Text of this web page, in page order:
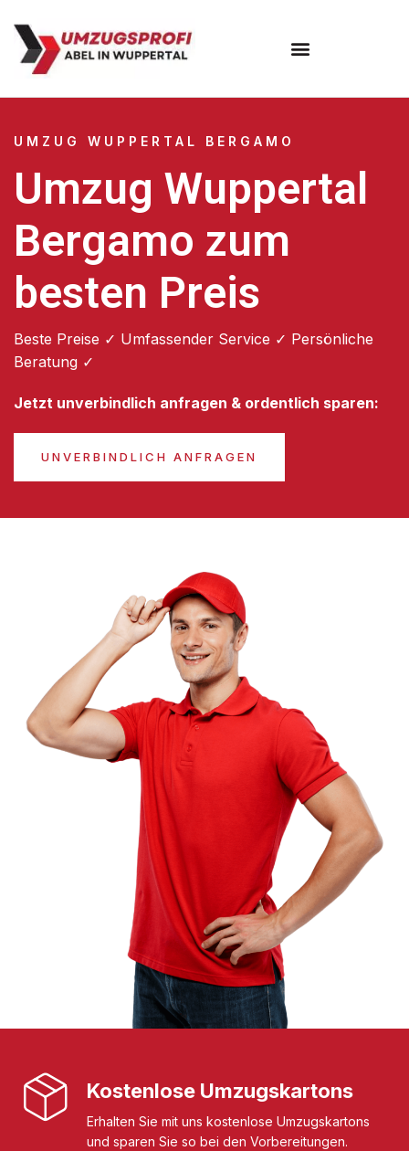
UMZUG WUPPERTAL BERGAMO
Umzug Wuppertal
Bergamo zum
besten Preis
Beste Preise ✓ Umfassender Service ✓ Persönliche
Beratung ✓
Jetzt unverbindlich anfragen & ordentlich sparen:
UNVERBINDLICH ANFRAGEN
Kostenlose Umzugskartons
Erhalten Sie mit uns kostenlose Umzugskartons
und sparen Sie so bei den Vorbereitungen.